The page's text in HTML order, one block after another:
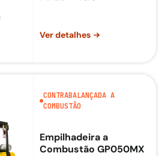
Ver detalhes
CONTRABALANÇADA A
COMBUSTÃO
Empilhadeira a
Combustão GP050MX